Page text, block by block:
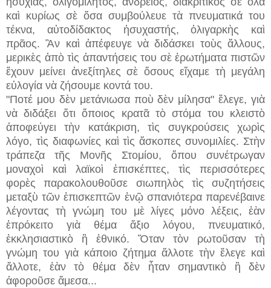
καὶ κυρίως σὲ ὅσα συμβούλευε τὰ πνευματικά του
τέκνα, αὐτοδίδακτος ἡσυχαστής, ὀλιγαρκὴς καὶ
πρᾶος. Ἂν καὶ ἀπέφευγε νὰ διδάσκει τοὺς ἄλλους,
μερικὲς ἀπὸ τὶς ἀπαντήσεις του σὲ ἐρωτήματα πιστῶν
ἔχουν μείνει ἀνεξίτηλες σὲ ὅσους εἴχαμε τὴ μεγάλη
εὐλογία νὰ ζήσουμε κοντά του.
"Ποτέ μου δὲν μετάνιωσα ποὺ δὲν μίλησα" ἔλεγε, γιὰ
νὰ διδάξει ὅτι ὅποιος κρατᾶ τὸ στόμα του κλειστὸ
ἀποφεύγει τὴν κατάκριση, τὶς συγκρούσεις χωρὶς
λόγο, τὶς διαφωνίες καὶ τὶς ἄσκοπες συνομιλίες. Στὴν
τράπεζα τῆς Μονῆς Στομίου, ὅπου συνέτρωγαν
μοναχοὶ καὶ λαϊκοὶ ἐπισκέπτες, τὶς περισσότερες
φορὲς παρακολουθοῦσε σιωπηλὸς τὶς συζητήσεις
μεταξὺ τῶν ἐπισκεπτῶν ἐνῷ σπανιότερα παρενέβαινε
λέγοντας τὴ γνώμη του μὲ λίγες μόνο λέξεις, ἐὰν
ἐπρόκειτο γιὰ θέμα ἄξιο λόγου, πνευματικό,
ἐκκλησιαστικὸ ἢ ἐθνικό. Ὅταν τὸν ρωτοῦσαν τὴ
γνώμη του γιὰ κάποιο ζήτημα ἄλλοτε τὴν ἔλεγε καὶ
ἄλλοτε, ἐὰν τὸ θέμα δὲν ἦταν σημαντικὸ ἢ δὲν
ἀφοροῦσε ἄμεσα...